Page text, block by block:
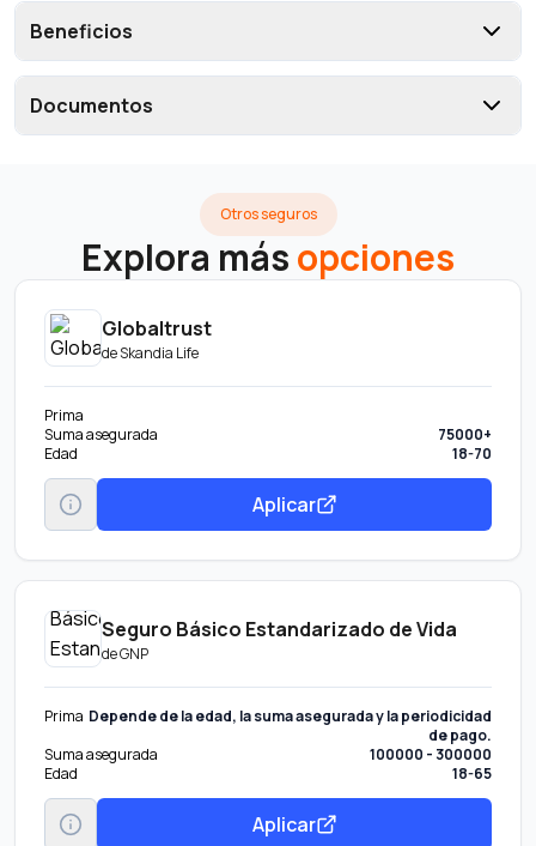
Beneficios
Documentos
Otros seguros
Explora másopciones
Globaltrust
deSkandia Life
Prima
Suma asegurada
75000+
Edad
18-70
Aplicar
Seguro Básico Estandarizado de Vida
deGNP
Prima Depende de la edad, la suma asegurada y la periodicidad
de pago.
Suma asegurada
100000 - 300000
Edad
18-65
Aplicar